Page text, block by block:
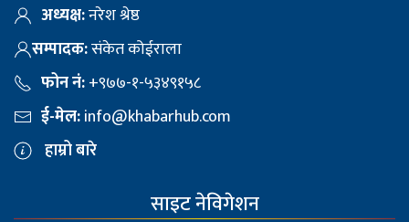
अध्यक्ष:नरेश श्रेष्ठ
सम्पादक:संकेत कोईराला
फोन नं:+९७७-१-५३४९१५८
ई-मेल:info@khabarhub.com
हाम्रो बारे
साइट नेविगेशन